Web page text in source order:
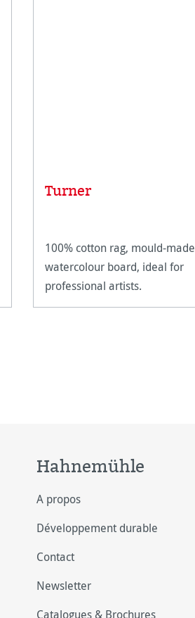
Turner
100% cotton rag, mould-made
watercolour board, ideal for
professional artists.
Hahnemühle
A propos
Développement durable
Contact
Newsletter
Catalogues & Brochures